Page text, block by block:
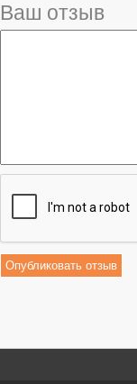
Ваш отзыв